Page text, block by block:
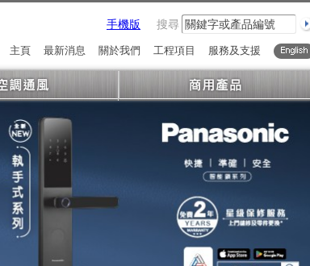
手機版 搜尋
服務及支援
工程項目
關於我們
最新消息
主頁